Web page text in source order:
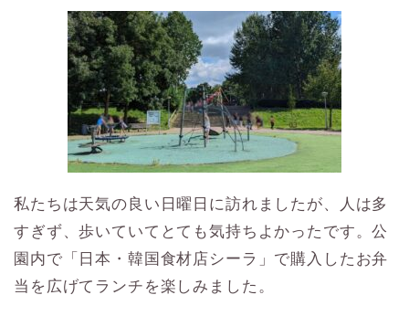
私たちは天気の良い日曜日に訪れましたが、人は多
すぎず、歩いていてとても気持ちよかったです。公
園内で「日本・韓国食材店シーラ」で購入したお弁
当を広げてランチを楽しみました。